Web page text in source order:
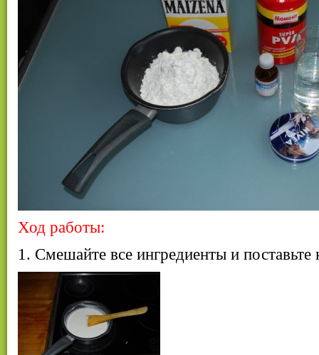
Ход работы:
1. Смешайте все ингредиенты и поставьте